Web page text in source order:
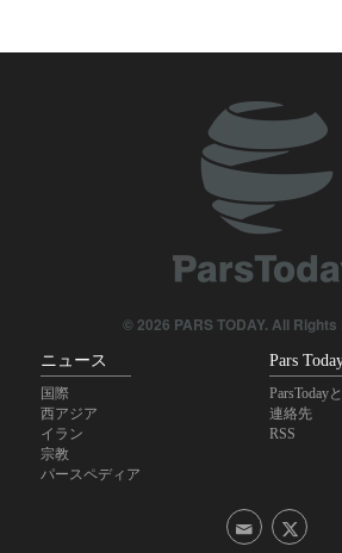
イエメン無人機が、サウジ・ナジラン空
イエメン軍、サウジの石油タンカーを攻撃
サウジがイエメン首都を空爆
イラクでのシーア派追悼行事・アルバイ
© 2026 PARS TODAY. All
ニュース
国際
西アジア
イラン
宗教
パースペディア
Pars
ParsToday
連絡先
RSS